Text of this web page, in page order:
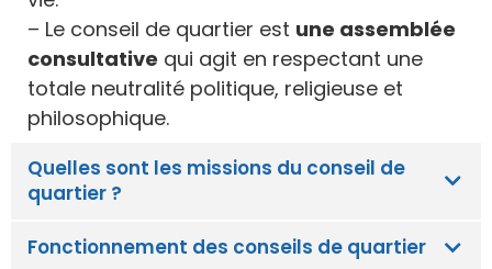
– Le conseil de quartier est une assemblée
consultative qui agit en respectant une
totale neutralité politique, religieuse et
philosophique.
Quelles sont les missions du conseil de
quartier ?
Fonctionnement des conseils de quartier